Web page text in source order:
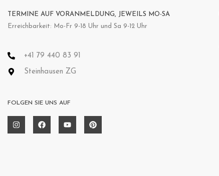
TERMINE AUF VORANMELDUNG, JEWEILS MO-SA
Erreichbarkeit: Mo-Fr 9-18 Uhr und Sa 9-12 Uhr
+41 79 440 83 91
Steinhausen ZG
FOLGEN SIE UNS AUF